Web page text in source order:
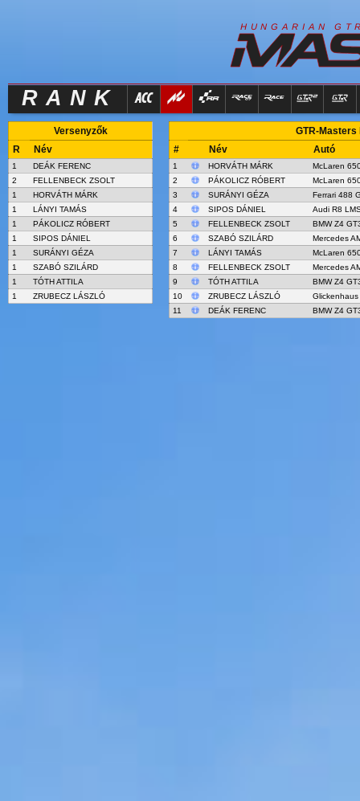
H U N G A R I A N G T
RANK
Versenyzők
R
Név
1
DEÁK FERENC
2
FELLENBECK ZSOLT
1
HORVÁTH MÁRK
1
LÁNYI TAMÁS
1
PÁKOLICZ RÓBERT
1
SIPOS DÁNIEL
1
SURÁNYI GÉZA
1
SZABÓ SZILÁRD
1
TÓTH ATTILA
1
ZRUBECZ LÁSZLÓ
GTR-Masters
#
Név Autó
1 HORVÁTH MÁRK
McLaren
2
PÁKOLICZ RÓBERT
McLaren
3
SURÁNYI GÉZA
Ferrari 488
4
SIPOS DÁNIEL
Audi R8
5
FELLENBECK ZSOLT
BMW Z4
6
SZABÓ SZILÁRD
Mercedes
7
LÁNYI TAMÁS
McLaren
8
FELLENBECK ZSOLT
Mercedes
9
TÓTH ATTILA
BMW Z4
10
ZRUBECZ LÁSZLÓ
11
DEÁK FERENC BMW Z4